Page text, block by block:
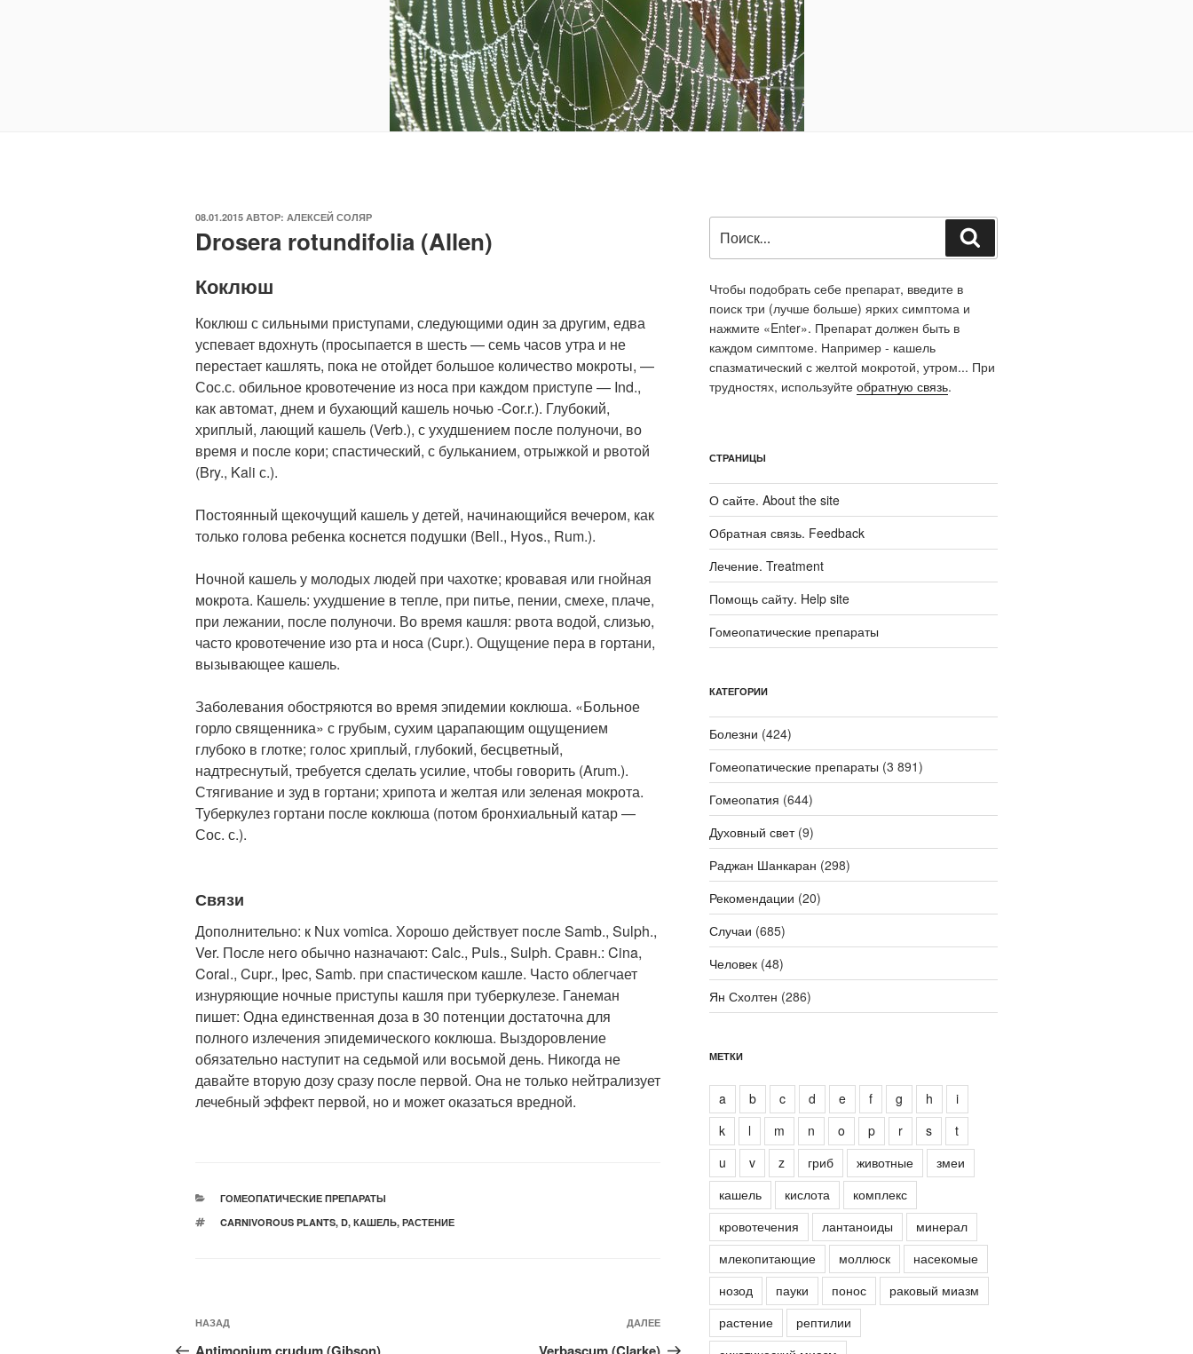
ОПУБЛИКОВАНО
08.01.2015 АВТОР: АЛЕКСЕЙ СОЛЯР
Drosera rotundifolia (Allen)
Коклюш
Коклюш с сильными приступами, следующими один за другим, едва
успевает вдохнуть (просыпается в шесть — семь часов утра и не
перестает кашлять, пока не отойдет большое количество мокроты, —
Сос.с. обильное кровотечение из носа при каждом приступе — Ind.,
как автомат, днем и бухающий кашель ночью -Cor.r.). Глубокий,
хриплый, лающий кашель (Verb.), с ухудшением после полуночи, во
время и после кори; спастический, с бульканием, отрыжкой и рвотой
(Bry., Kali с.).
Постоянный щекочущий кашель у детей, начинающийся вечером, как
только голова ребенка коснется подушки (Bell., Hyos., Rum.).
Ночной кашель у молодых людей при чахотке; кровавая или гнойная
мокрота. Кашель: ухудшение в тепле, при питье, пении, смехе, плаче,
при лежании, после полуночи. Во время кашля: рвота водой, слизью,
часто кровотечение изо рта и носа (Cupr.). Ощущение пера в гортани,
вызывающее кашель.
Заболевания обостряются во время эпидемии коклюша. «Больное
горло священника» с грубым, сухим царапающим ощущением
глубоко в глотке; голос хриплый, глубокий, бесцветный,
надтреснутый, требуется сделать усилие, чтобы говорить (Arum.).
Стягивание и зуд в гортани; хрипота и желтая или зеленая мокрота.
Туберкулез гортани после коклюша (потом бронхиальный катар —
Сос. с.).
Связи
Дополнительно: к Nux vomica. Хорошо действует после Samb., Sulph.,
Ver. После него обычно назначают: Calc., Puls., Sulph. Сравн.: Cina,
Coral., Cupr., Ipec, Samb. при спастическом кашле. Часто облегчает
изнуряющие ночные приступы кашля при туберкулезе. Ганеман
пишет: Одна единственная доза в 30 потенции достаточна для
полного излечения эпидемического коклюша. Выздоровление
обязательно наступит на седьмой или восьмой день. Никогда не
давайте вторую дозу сразу после первой. Она не только нейтрализует
лечебный эффект первой, но и может оказаться вредной.
РУБРИКИ
ГОМЕОПАТИЧЕСКИЕ ПРЕПАРАТЫ
МЕТКИ
CARNIVOROUS PLANTS, D, КАШЕЛЬ, РАСТЕНИЕ
Навигация
по
Предыдущая
запись:
НАЗАД
Следующая
запись
ДАЛЕЕ
Чтобы подобрать себе препарат, введите в
поиск три (лучше больше) ярких симптома и
нажмите «Enter». Препарат должен быть в
каждом симптоме. Например - кашель
спазматический с желтой мокротой, утром... При
трудностях, используйте обратную связь.
СТРАНИЦЫ
О сайте. About the site
Обратная связь. Feedback
Лечение. Treatment
Помощь сайту. Help site
Гомеопатические препараты
КАТЕГОРИИ
Болезни (424)
Гомеопатические препараты (3 891)
Гомеопатия (644)
Духовный свет(9)
Раджан Шанкаран (298)
Рекомендации (20)
Случаи (685)
Человек(48)
Ян Схолтен (286)
МЕТКИ
a b c d e f g h
i
k
l m n o p r s
t
u
v z гриб животные
змеи
кашель
кислота
комплекс
кровотечения
лантаноиды
минерал
млекопитающие
моллюск
насекомые
нозод
пауки понос
раковый миазм
растение
рептилии